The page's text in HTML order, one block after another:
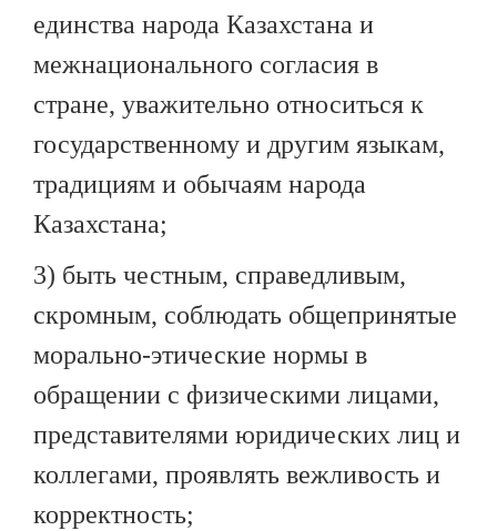
единства народа Казахстана и
межнационального согласия в
стране, уважительно относиться к
государственному и другим языкам,
традициям и обычаям народа
Казахстана;
3) быть честным, справедливым,
скромным, соблюдать общепринятые
морально-этические нормы в
обращении с физическими лицами,
представителями юридических лиц и
коллегами, проявлять вежливость и
корректность;